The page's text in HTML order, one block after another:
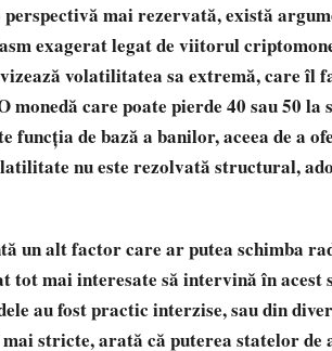
mai rezervată, există
exagerat legat de viitorul
vizează volatilitatea sa extremă, care îl
monedă care poate pierde 40 sau 50
funcția de bază a banilor, aceea de a
nu este rezolvată structural,
un alt factor care ar putea schimba
tot mai interesate să intervină în acest
au fost practic interzise, sau din
stricte, arată că puterea statelor de